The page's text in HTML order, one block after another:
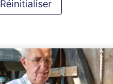
Réinitialiser